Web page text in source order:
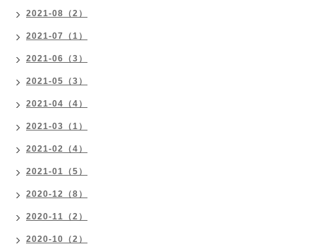
2021-08（2）
2021-07（1）
2021-06（3）
2021-05（3）
2021-04（4）
2021-03（1）
2021-02（4）
2021-01（5）
2020-12（8）
2020-11（2）
2020-10（2）